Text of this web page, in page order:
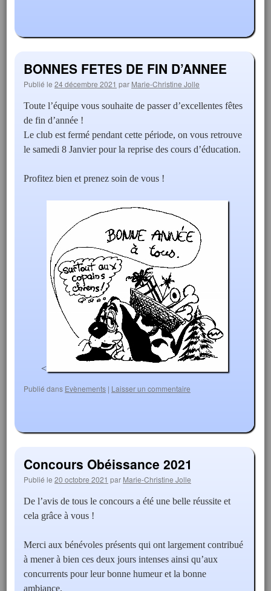
BONNES FETES DE FIN D’ANNEE
Publié le 24 décembre 2021 par Marie-Christine Jolle
Toute l’équipe vous souhaite de passer d’excellentes fêtes
de fin d’année !
Le club est fermé pendant cette période, on vous retrouve
le samedi 8 Janvier pour la reprise des cours d’éducation.
Profitez bien et prenez soin de vous !
<
Publié dans Evènements | Laisser un commentaire
Concours Obéissance 2021
Publié le 20 octobre 2021 par Marie-Christine Jolle
De l’avis de tous le concours a été une belle réussite et
cela grâce à vous !
Merci aux bénévoles présents qui ont largement contribué
à mener à bien ces deux jours intenses ainsi qu’aux
concurrents pour leur bonne humeur et la bonne
ambiance.